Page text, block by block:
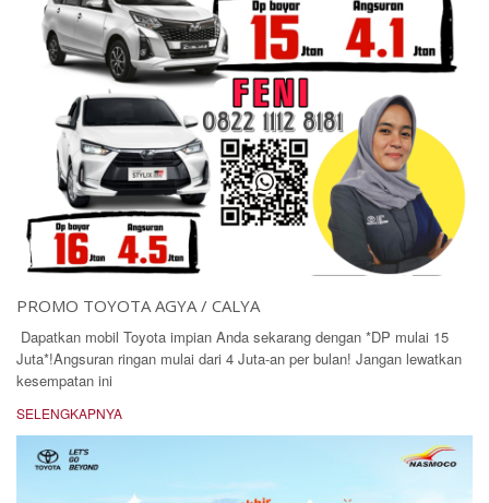
PROMO TOYOTA AGYA / CALYA
Dapatkan mobil Toyota impian Anda sekarang dengan *DP mulai 15
Juta*!Angsuran ringan mulai dari 4 Juta-an per bulan! Jangan lewatkan
kesempatan ini
SELENGKAPNYA